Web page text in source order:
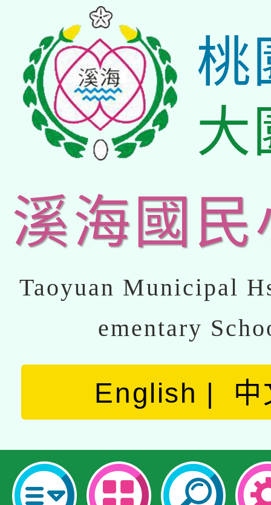
桃
大
溪海國民
Taoyuan Municipal
ementary
English 中